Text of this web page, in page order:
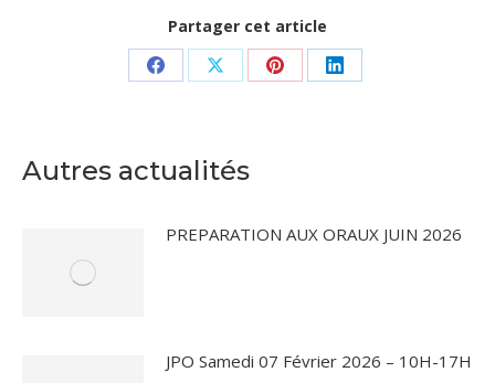
Partager cet article
PartagerPartagerPartagerPartager
Autres actualités
PREPARATION AUX ORAUX JUIN 2026
JPO Samedi 07 Février 2026 – 10H-17H